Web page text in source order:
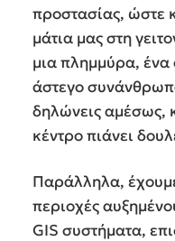
προστασίας, ώστε
μάτια μας στη
μια πλημμύρα,
άστεγο
δηλώνεις αμέσως,
κέντρο πιάνει
Παράλληλα,
περιοχές
GIS συστήματα,